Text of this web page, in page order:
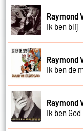
Raymond
Ik ben blij
Raymond
Ik ben de
Raymond
Ik ben